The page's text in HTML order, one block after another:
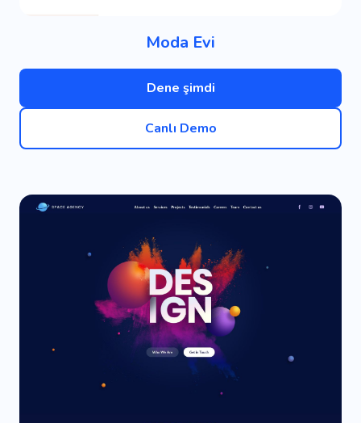
Moda Evi
Dene şimdi
Canlı Demo